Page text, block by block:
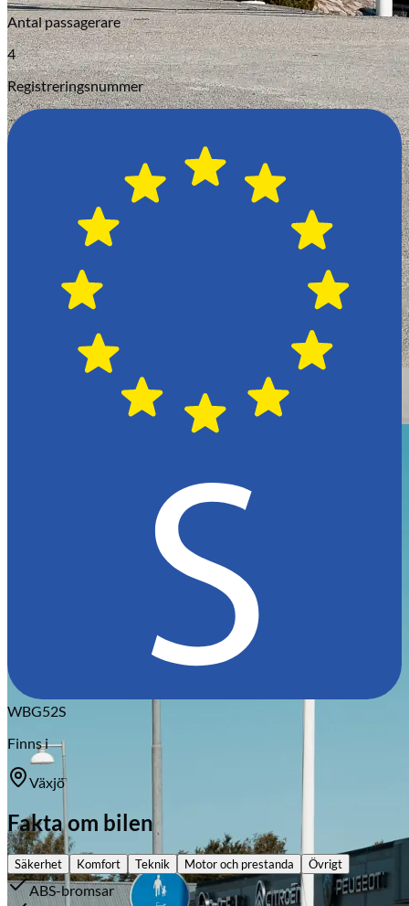
Antal passagerare
4
Registreringsnummer
WBG52S
Finns i
Växjö
Fakta om bilen
Säkerhet Komfort Teknik Motor och prestanda Övrigt
ABS-bromsar